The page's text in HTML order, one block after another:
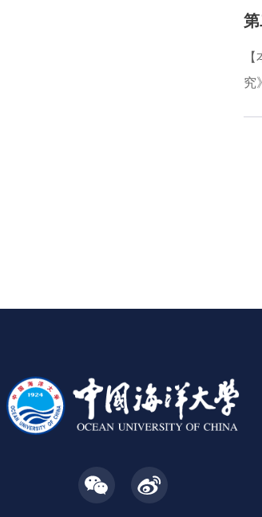
究